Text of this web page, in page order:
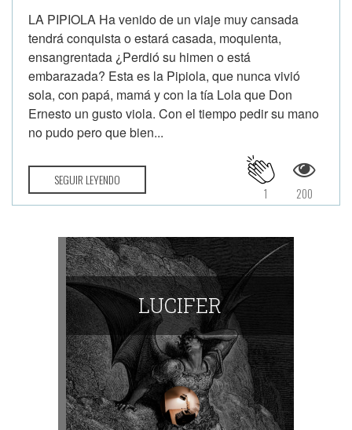
LA PIPIOLA Ha venido de un viaje muy cansada
tendrá conquista o estará casada, moquienta,
ensangrentada ¿Perdió su himen o está
embarazada? Esta es la Pipiola, que nunca vivió
sola, con papá, mamá y con la tía Lola que Don
Ernesto un gusto viola. Con el tiempo pedir su mano
no pudo pero que bien...
SEGUIR LEYENDO
200
1
LUCIFER